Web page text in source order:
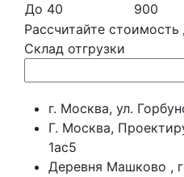
До 40
900
Рассчитайте стоимость
Склад отгрузки
г. Москва, ул.
Г. Москва,
1ас5
Деревня Машково ,